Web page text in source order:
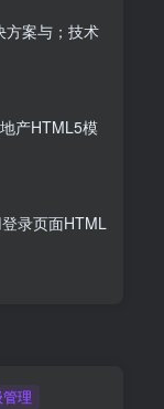
方案与；技术
产HTML5模
录页面HTML
理